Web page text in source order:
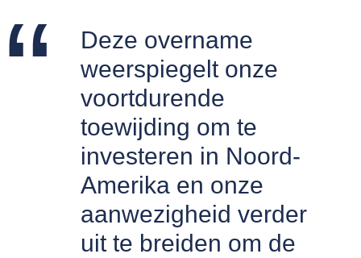
Deze overname
weerspiegelt onze
voortdurende
toewijding om te
investeren in Noord-
Amerika en onze
aanwezigheid verder
uit te breiden om de